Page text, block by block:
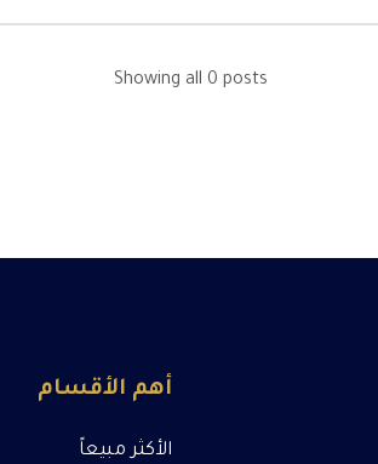
Showing all 0 posts
أهم الأقسام
الأكثر مبيعاً